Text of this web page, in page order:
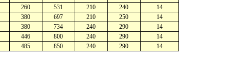
260 531 210 240
14
380 697 210 250
14
380 734 240 290
14
446 800 240 290
14
485 850 240 290 14